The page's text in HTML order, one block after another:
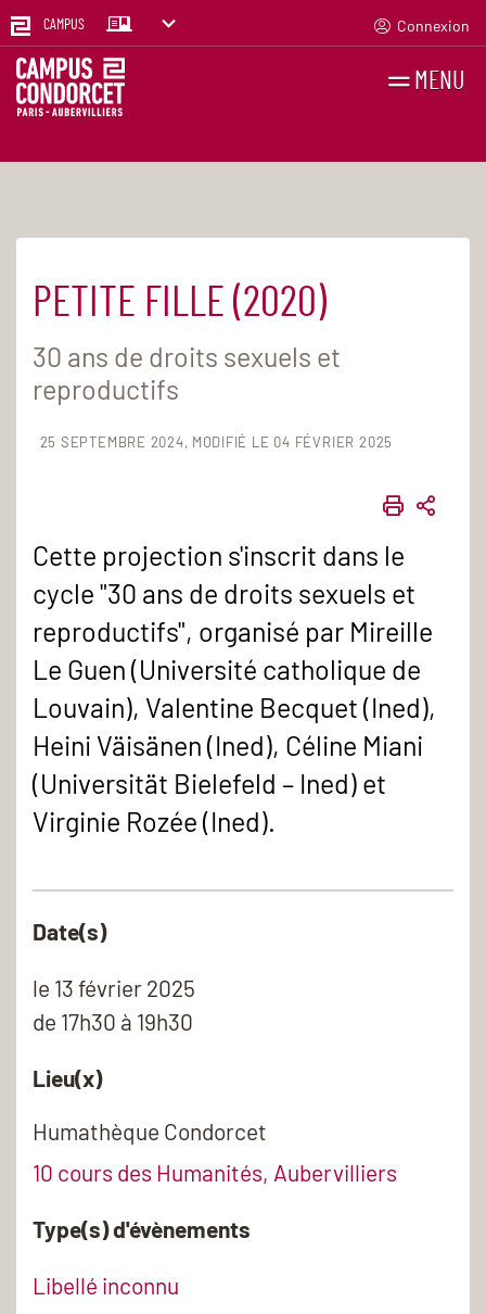
CAMPUS Connexion
MENU
Accueil Agenda
PETITE FILLE (2020)
30 ans de droits sexuels et
reproductifs
25 SEPTEMBRE 2024 MODIFIÉ LE 04 FÉVRIER 2025
Cette projection s'inscrit dans le
cycle "30 ans de droits sexuels et
reproductifs", organisé par Mireille
Le Guen (Université catholique de
Louvain), Valentine Becquet (Ined),
Heini Väisänen (Ined), Céline Miani
(Universität Bielefeld – Ined) et
Virginie Rozée (Ined).
Date(s)
le 13 février 2025
de 17h30 à 19h30
Lieu(x)
Humathèque Condorcet
10 cours des Humanités, Aubervilliers
Type(s) d'évènements
Libellé inconnu